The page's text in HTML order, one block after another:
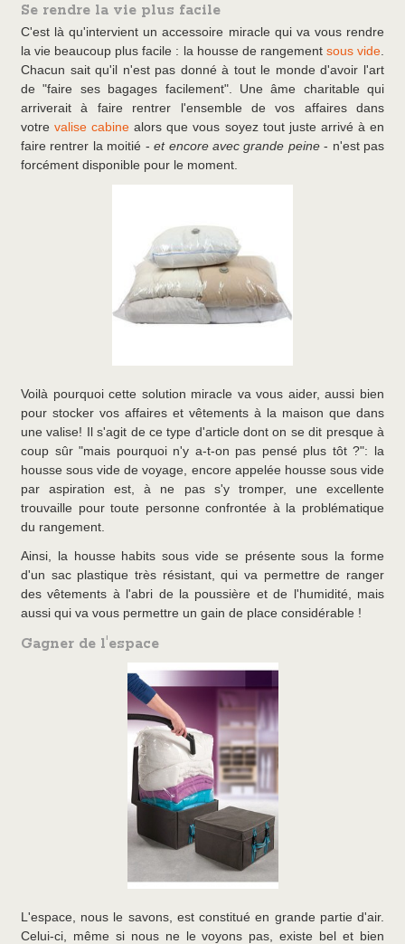
Se rendre la vie plus facile
C'est là qu'intervient un accessoire miracle qui va vous rendre
la vie beaucoup plus facile : la housse de rangement sous vide.
Chacun sait qu'il n'est pas donné à tout le monde d'avoir l'art
de "faire ses bagages facilement". Une âme charitable qui
arriverait à faire rentrer l'ensemble de vos affaires dans
votrevalise cabine alors que vous soyez tout juste arrivé à en
faire rentrer la moitié -et encore avec grande peine- n'est pas
forcément disponible pour le moment.
Voilà pourquoi cette solution miracle va vous aider, aussi bien
pour stocker vos affaires et vêtements à la maison que dans
une valise! Il s'agit de ce type d'article dont on se dit presque à
coup sûr "mais pourquoi n'y a-t-on pas pensé plus tôt ?": la
housse sous vide de voyage, encore appelée housse sous vide
par aspiration est, à ne pas s'y tromper, une excellente
trouvaille pour toute personne confrontée à la problématique
du rangement.
Ainsi, la housse habits sous vide se présente sous la forme
d'un sac plastique très résistant, qui va permettre de ranger
des vêtements à l'abri de la poussière et de l'humidité, mais
aussi qui va vous permettre un gain de place considérable !
Gagner de l'espace
L'espace, nous le savons, est constitué en grande partie d'air.
Celui-ci, même si nous ne le voyons pas, existe bel et bien